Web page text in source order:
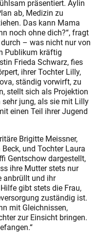
präsentiert. Aylin
ab, Medizin zu
Das kann Mama
noch ohne dich?“, fragt
– was nicht nur von
Publikum kräftig
Frieda Schwarz, fies
ihrer Tochter Lilly,
ständig vorwirft, zu
stellt sich als Projektion
jung, als sie mit Lilly
einen Teil ihrer Jugend
Brigitte Meissner,
und Tochter Laura
Gentschow dargestellt,
ihre Mutter stets nur
anbrüllt und ihr
gibt stets die Frau,
zuständig ist.
mit Gleichnissen,
zur Einsicht bringen.